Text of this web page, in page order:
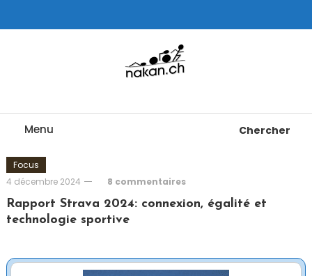
To
Menu Chercher
Focus
4 décembre 2024
8 commentaires
Rapport Strava 2024: connexion, égalité et
technologie sportive